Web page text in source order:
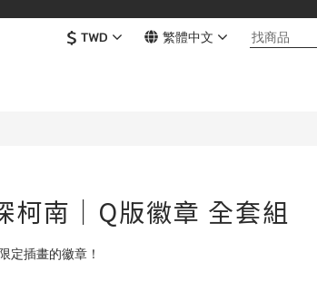
$ TWD 繁體中文
柯南｜Q版徽章 全套組
定插畫的徽章！